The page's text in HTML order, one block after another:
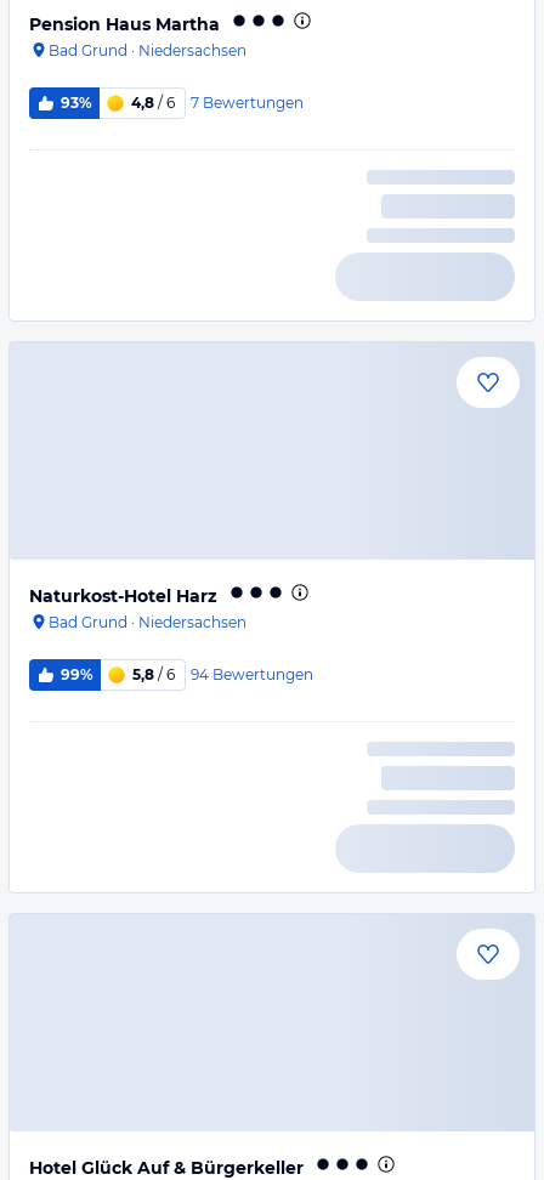
Pension Haus Martha
Bad Grund · Niedersachsen
93% 4,8 / 6 7 Bewertungen
Naturkost-Hotel Harz
Bad Grund · Niedersachsen
99% 5,8 / 6 94 Bewertungen
Hotel Glück Auf & Bürgerkeller